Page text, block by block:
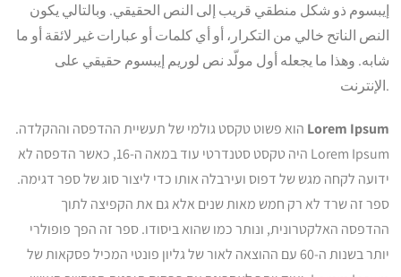
إيبسوم ذو شكل منطقي قريب إلى النص الحقيقي. وبالتالي يكون
النص الناتح خالي من التكرار، أو أي كلمات أو عبارات غير لائقة أو ما
شابه. وهذا ما يجعله أول مولّد نص لوريم إيبسوم حقيقي على
الإنترنت.
Lorem Ipsum הוא פשוט טקסט גולמי של תעשיית ההדפסה וההקלדה.
Lorem Ipsum היה טקסט סטנדרטי עוד במאה ה-16, כאשר הדפסה לא
ידועה לקחה מגש של דפוס ועירבלה אותו כדי ליצור סוג של ספר דגימה.
ספר זה שרד לא רק חמש מאות שנים אלא גם את הקפיצה לתוך
ההדפסה האלקטרונית, ונותר כמו שהוא ביסודו. ספר זה הפך פופולרי
יותר בשנות ה-60 עם ההוצאה לאור של גליון פונטי המכיל פסקאות של